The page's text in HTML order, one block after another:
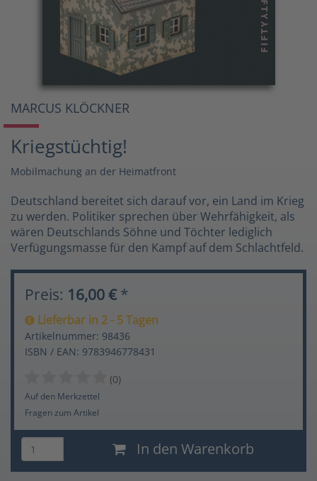
MARCUS KLÖCKNER
Kriegstüchtig!
Mobilmachung an der Heimatfront
Deutschland bereitet sich darauf vor, ein Land im Krieg
zu werden. Politiker sprechen über Wehrfähigkeit, als
wären Deutschlands Söhne und Töchter lediglich
Verfügungsmasse für den Kampf auf dem Schlachtfeld.
Preis: 16,00 € *
Lieferbar in 2 - 5 Tagen
Artikelnummer: 98436
ISBN / EAN: 9783946778431
(0)
Auf den Merkzettel
Fragen zum Artikel
In den Warenkorb